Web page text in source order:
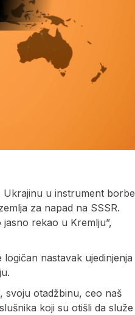
Ukrajinu u instrument borbe
za napad na SSSR.
rekao u Kremlju”,
nastavak ujedinjenja
svoju otadžbinu, ceo naš
koji su otišli da služe